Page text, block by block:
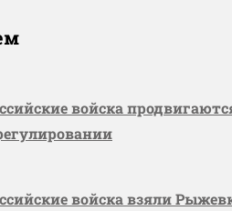
войска
войска взяли